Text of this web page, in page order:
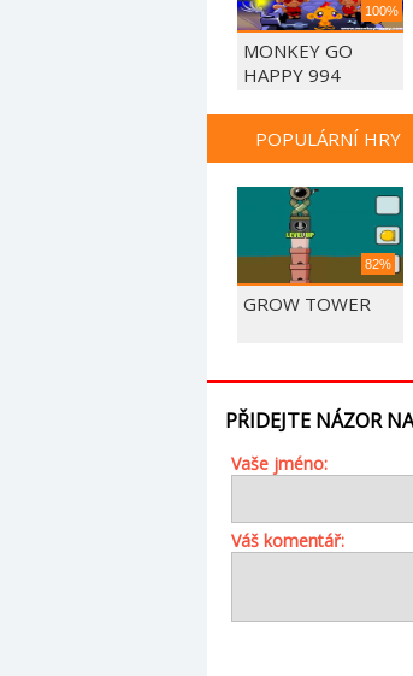
100%
MONKEY GO
HAPPY 994
POPULÁRNÍ HRY
82%
GROW TOWER
PŘIDEJTE NÁZOR
Vaše jméno:
Váš komentář: